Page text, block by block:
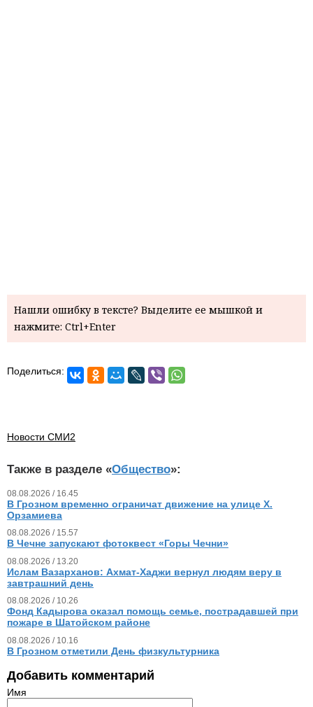
Нашли ошибку в тексте? Выделите ее мышкой и
нажмите: Ctrl+Enter
Поделиться:
Новости СМИ2
Также в разделе «Общество»:
08.08.2026 / 16.45
В Грозном временно ограничат движение на улице Х.
Орзамиева
08.08.2026 / 15.57
В Чечне запускают фотоквест «Горы Чечни»
08.08.2026 / 13.20
Ислам Вазарханов: Ахмат-Хаджи вернул людям веру в
завтрашний день
08.08.2026 / 10.26
Фонд Кадырова оказал помощь семье, пострадавшей при
пожаре в Шатойском районе
08.08.2026 / 10.16
В Грозном отметили День физкультурника
Добавить комментарий
Имя